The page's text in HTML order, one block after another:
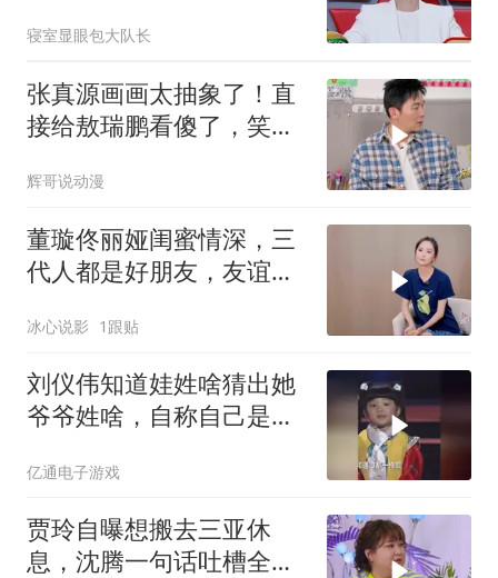
寝室显眼包大队长
张真源画画太抽象了！直
接给敖瑞鹏看傻了，笑得
辉哥说动漫
董璇佟丽娅闺蜜情深，三
代人都是好朋友，友谊令
冰心说影 1跟贴
刘仪伟知道娃姓啥猜出她
爷爷姓啥，自称自己是半
啥
亿通电子游戏
贾玲自曝想搬去三亚休
息，沈腾一句话吐槽全场